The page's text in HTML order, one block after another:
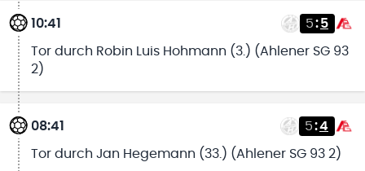
10:41 5:5
Tor durch Robin Luis Hohmann (3.) (Ahlener SG 93
2)
08:41 5:4
Tor durch Jan Hegemann (33.) (Ahlener SG 93 2)